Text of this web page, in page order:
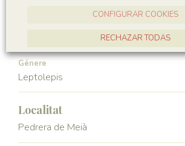
Leptolepidae
Génere
Leptolepis
Localitat
Pedrera de Meià
CONFIGURAR COOKIES
RECHAZAR TODAS
ACCEPTAR TOTES